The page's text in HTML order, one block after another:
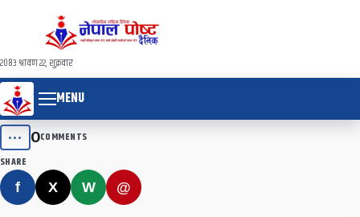
२०८३ श्रावण २२, शुक्रवार
MENU
••• 0COMMENTS
SHARE
f X W @